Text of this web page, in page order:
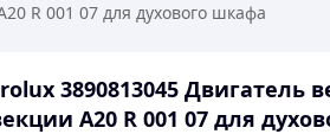
R 001 07 для духового шкафа
3890813045 Двигатель
A20 R 001 07 для